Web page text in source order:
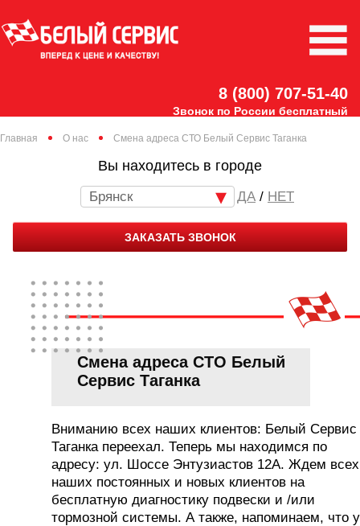
8 (800) 707-51-40
Звонок по России бесплатный
Главная О нас Смена адреса СТО Белый Сервис Таганка
Вы находитесь в городе
Брянск / НЕТ
ЗАКАЗАТЬ ЗВОНОК
Смена адреса СТО Белый
Сервис Таганка
Вниманию всех наших клиентов: Белый Сервис
Таганка переехал. Теперь мы находимся по
адресу: ул. Шоссе Энтузиастов 12А. Ждем всех
наших постоянных и новых клиентов на
бесплатную диагностику подвески и /или
тормозной системы. А также, напоминаем, что у